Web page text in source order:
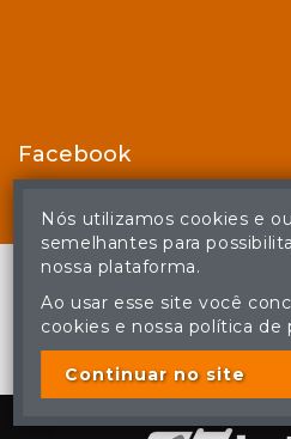
Facebook
© Casa de Leilões - Todos
A cópia ou reprodução não
poderá acarretar em
Nós utilizamos cookies e
semelhantes para
nossa plataforma.
Ao usar esse site você
cookies e nossa política de
Continuar no site